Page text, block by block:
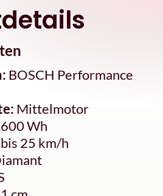
BOSCH Performance
Mittelmotor
600 Wh
bis 25 km/h